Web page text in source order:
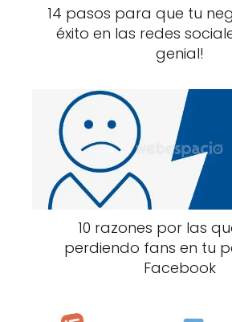
14 pasos para que tu
éxito en las redes
genial!
10 razones por las
perdiendo fans en tu
Facebook